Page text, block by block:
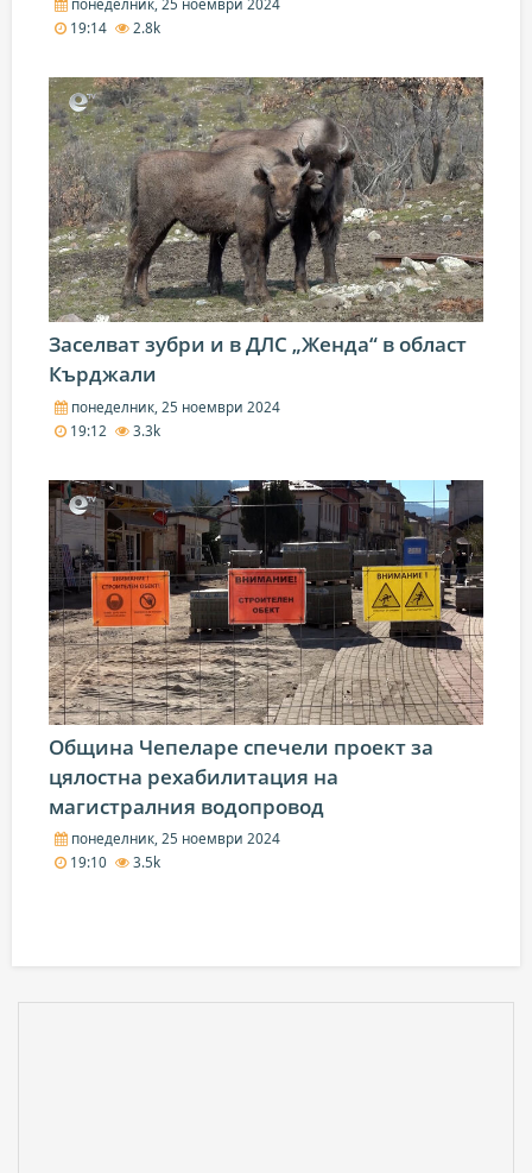
понеделник, 25 ноември 2024
19:14
2.8k
Заселват зубри и в ДЛС „Женда“ в област
Кърджали
понеделник, 25 ноември 2024
19:12
3.3k
Община Чепеларе спечели проект за
цялостна рехабилитация на
магистралния водопровод
понеделник, 25 ноември 2024
19:10
3.5k